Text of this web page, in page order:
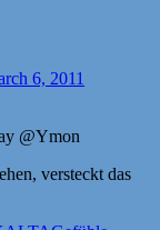
6, 2011
@Ymon
versteckt das